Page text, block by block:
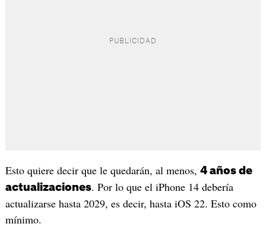
Esto quiere decir que le quedarán, al menos, 4 años de
actualizaciones. Por lo que el iPhone 14 debería
actualizarse hasta 2029, es decir, hasta iOS 22. Esto como
mínimo.